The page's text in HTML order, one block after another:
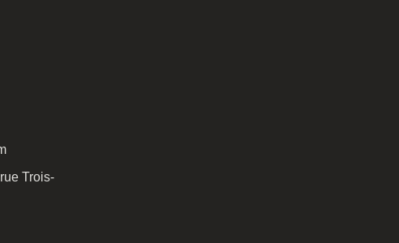
Trois-